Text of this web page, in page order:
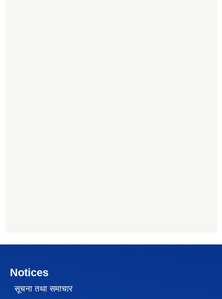
Notices
सूचना तथा समाचार